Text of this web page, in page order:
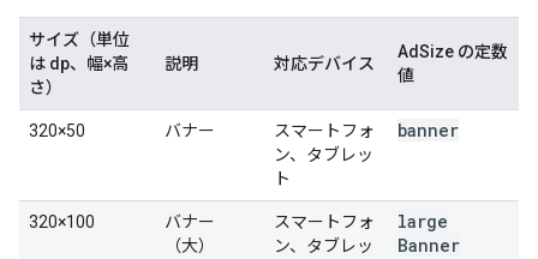
サイズ（単位
は dp、幅×高
さ）
説明 対応デバイス
AdSize の定数
値
320×50 バナー
スマートフォ
ン、タブレッ
ト
banner
320×100
バナー
（大）
スマートフォ
ン、タブレッ
large
Banner